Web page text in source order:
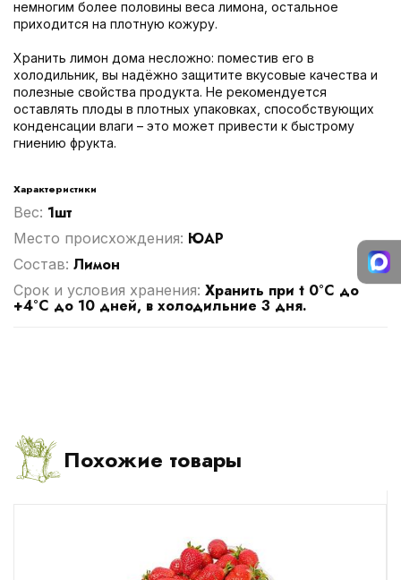
немногим более половины веса лимона, остальное
приходится на плотную кожуру.
Хранить лимон дома несложно: поместив его в
холодильник, вы надёжно защитите вкусовые качества и
полезные свойства продукта. Не рекомендуется
оставлять плоды в плотных упаковках, способствующих
конденсации влаги – это может привести к быстрому
гниению фрукта.
Характеристики
Вес: 1шт
Место происхождения: ЮАР
Cостав: Лимон
Срок и условия хранения: Хранить при t 0°С до
+4°С до 10 дней, в холодильние 3 дня.
Похожие товары